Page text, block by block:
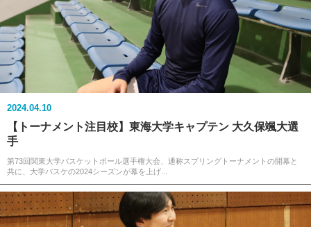
2024.04.10
【トーナメント注目校】東海大学キャプテン 大久保颯大選
手
第73回関東大学バスケットボール選手権大会、通称スプリングトーナメントの開幕と
共に、大学バスケの2024シーズンが幕を上げ...